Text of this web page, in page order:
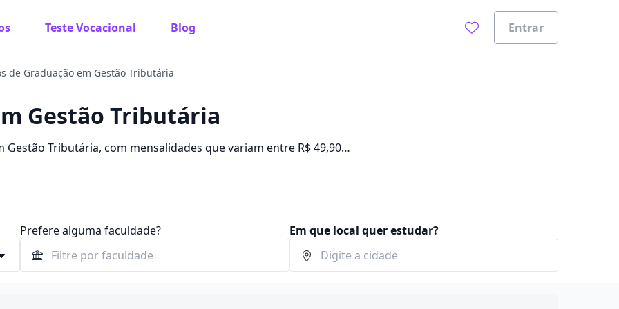
Teste Vocacional Blog Entrar
de Graduação em Gestão Tributária
Gestão Tributária
Tributária, com mensalidades que variam entre R$ 49,90 e
Prefere alguma faculdade? Em que local quer estudar?